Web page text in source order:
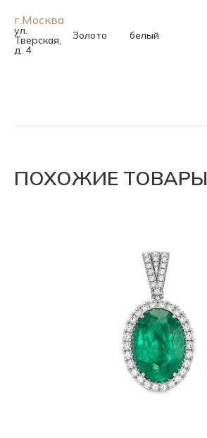
г.Москва
ул.
Тверская,
д. 4
Золото белый
ПОХОЖИЕ ТОВАРЫ